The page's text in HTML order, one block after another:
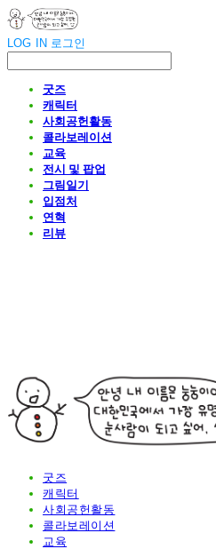
LOG IN 로그인
굿즈
캐릭터
사회공헌활동
콜라보레이션
교육
전시 및 팝업
그림일기
입점처
연혁
리뷰
굿즈
캐릭터
사회공헌활동
콜라보레이션
교육